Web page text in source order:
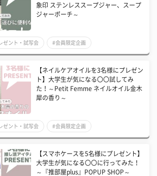
象印 ステンレススープジャー、スープ
ジャーポーチ～
ゼント・試写会 #会員限定企画
【ネイルケアオイルを3名様にプレゼン
ト】大学生が気になる〇〇試してみ
た！～Petit Femme ネイルオイル金木
犀の香り～
ゼント・試写会 #会員限定企画
【スマホケースを5名様にプレゼント】
大学生が気になる〇〇に行ってみた！
～『推部屋plus』POPUP SHOP～